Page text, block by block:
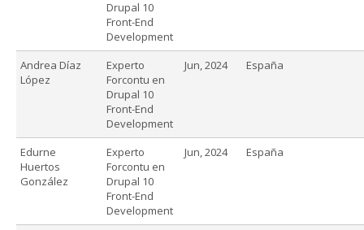
Drupal 10
Front-End
Development
Andrea Díaz
López
Experto
Forcontu en
Drupal 10
Front-End
Development
Jun, 2024 España
Edurne
Huertos
González
Experto
Forcontu en
Drupal 10
Front-End
Development
Jun, 2024 España